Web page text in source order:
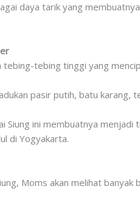
daya tarik yang
tebing-tebing tinggi yang
pasir putih, batu karang,
Siung ini membuatnya
di Yogyakarta.
Moms akan melihat